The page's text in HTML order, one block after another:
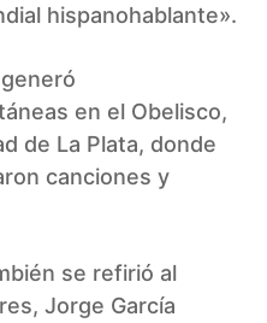
hispanohablante».
en el Obelisco,
de La Plata, donde
canciones y
se refirió al
Jorge García